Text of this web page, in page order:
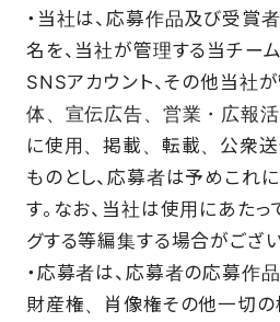
・当社は、応募作品及び受賞
名を、当社が管理する当チーム
SNSアカウント、その他当社
体、宣伝広告、営業・広報
に使用、掲載、転載、公衆送
ものとし、応募者は予めこれ
す。なお、当社は使用にあた
グする等編集する場合がござい
・応募者は、応募者の応募作
財産権、肖像権その他一切